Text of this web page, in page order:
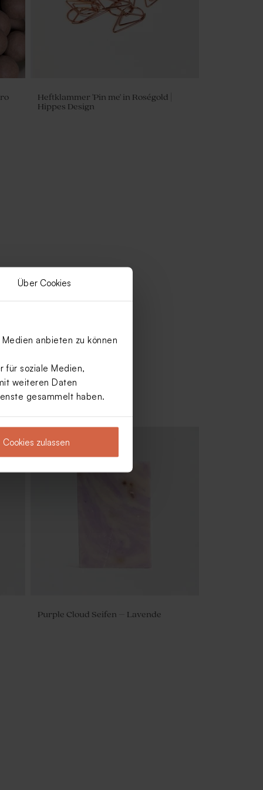
Über Cookies
anbieten zu können
für soziale Medien,
weiteren Daten
gesammelt haben.
Cookies zulassen
Heftklammer 'Pin me' in Roségold |
Hippes Design
Purple Cloud Seifen – Lavende